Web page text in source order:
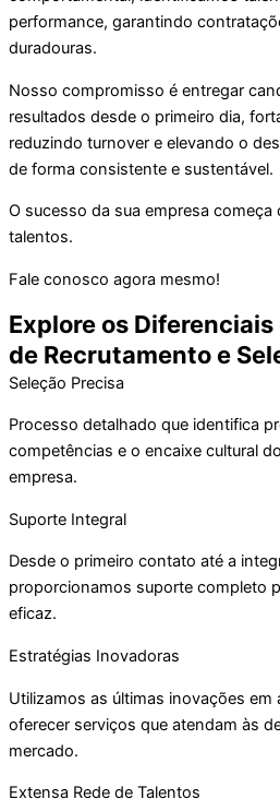
performance, garantindo
duradouras.
Nosso compromisso é entregar
resultados desde o primeiro dia,
reduzindo turnover e elevando o
de forma consistente e sustentável.
O sucesso da sua empresa
talentos.
Fale conosco agora mesmo!
Explore os
de Recrutamento e
Seleção Precisa
Processo detalhado que identifica
competências e o encaixe cultural
empresa.
Suporte Integral
Desde o primeiro contato até a
proporcionamos suporte completo
eficaz.
Estratégias Inovadoras
Utilizamos as últimas inovações em
oferecer serviços que atendam às
mercado.
Extensa Rede de Talentos